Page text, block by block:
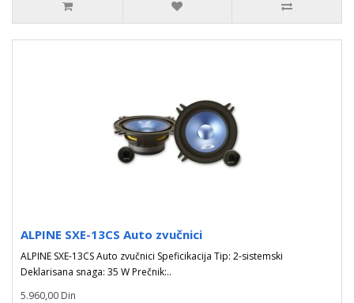
ALPINE SXE-13CS Auto zvučnici
ALPINE SXE-13CS Auto zvučnici Speficikacija Tip: 2-sistemski
Deklarisana snaga: 35 W Prečnik:..
5.960,00 Din